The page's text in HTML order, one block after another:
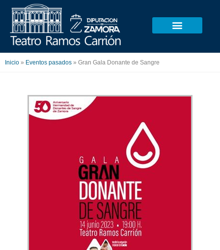
contenido
Inicio » Eventos pasados » Gran Gala Donante de Sangre